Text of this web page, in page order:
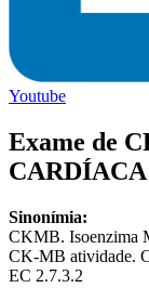
Youtube
Exame de
CARDÍACA
Sinonímia:
CKMB. Isoenzima
CK-MB atividade.
EC 2.7.3.2